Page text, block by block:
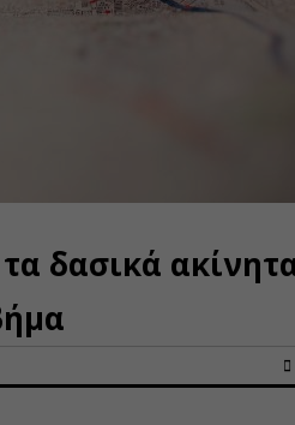
δασικά